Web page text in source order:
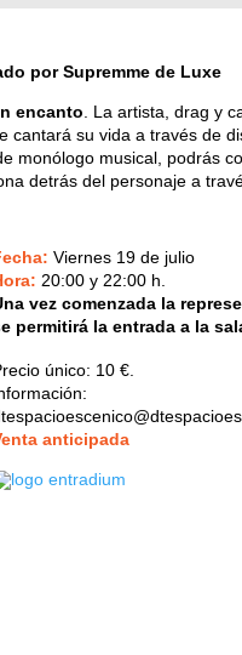
por Supremme de Luxe
encanto. La artista, drag y
cantará su vida a través de
monólogo musical, podrás
detrás del personaje a
Viernes 19 de julio
20:00 y 22:00 h.
vez comenzada la
permitirá la entrada a la
único: 10 €.
enta anticipada